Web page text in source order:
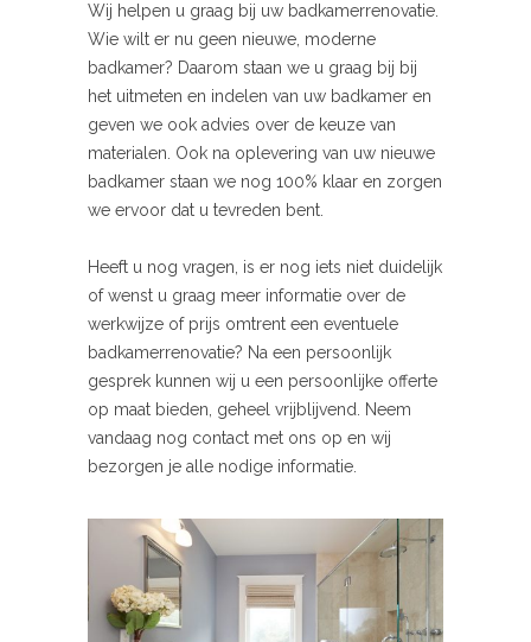
Wij helpen u graag bij uw badkamerrenovatie.
Wie wilt er nu geen nieuwe, moderne
badkamer? Daarom staan we u graag bij bij
het uitmeten en indelen van uw badkamer en
geven we ook advies over de keuze van
materialen. Ook na oplevering van uw nieuwe
badkamer staan we nog 100% klaar en zorgen
we ervoor dat u tevreden bent.
Heeft u nog vragen, is er nog iets niet duidelijk
of wenst u graag meer informatie over de
werkwijze of prijs omtrent een eventuele
badkamerrenovatie? Na een persoonlijk
gesprek kunnen wij u een persoonlijke offerte
op maat bieden, geheel vrijblijvend. Neem
vandaag nog contact met ons op en wij
bezorgen je alle nodige informatie.